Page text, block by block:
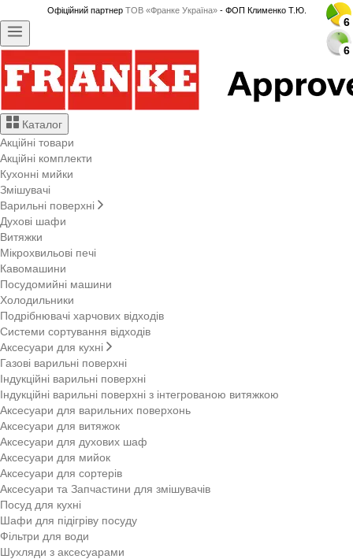
Офіційний партнер ТОВ «Франке Україна»- ФОП Клименко Т.Ю.
Каталог
Акційні товари
Акційні комплекти
Кухонні мийки
Змішувачі
Варильні поверхні
Духові шафи
Витяжки
Мікрохвильові печі
Кавомашини
Посудомийні машини
Холодильники
Подрібнювачі харчових відходів
Системи сортування відходів
Аксесуари для кухні
Газові варильні поверхні
Індукційні варильні поверхні
Індукційні варильні поверхні з інтегрованою витяжкою
Аксесуари для варильних поверхонь
Аксесуари для витяжок
Аксесуари для духових шаф
Аксесуари для мийок
Аксесуари для сортерів
Аксесуари та Запчастини для змішувачів
Посуд для кухні
Шафи для підігріву посуду
Фільтри для води
Шухляди з аксесуарами
6
6
6
6
6
6
6
6
6
6
6
6
6
6
6
6
6
6
6
6
6
6
6
6
6
6
6
6